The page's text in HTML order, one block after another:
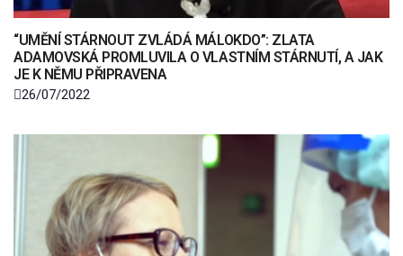
“UMĚNÍ STÁRNOUT ZVLÁDÁ MÁLOKDO”: ZLATA
ADAMOVSKÁ PROMLUVILA O VLASTNÍM STÁRNUTÍ, A JAK
JE K NĚMU PŘIPRAVENA
26/07/2022